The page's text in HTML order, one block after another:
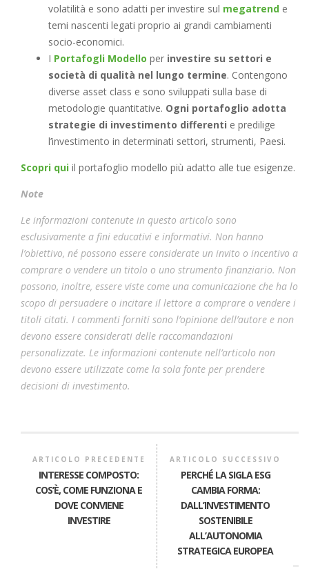
volatilità e sono adatti per investire sul megatrend e
temi nascenti legati proprio ai grandi cambiamenti
socio-economici.
I Portafogli Modello per investire su settori e
società di qualità nel lungo termine. Contengono
diverse asset class e sono sviluppati sulla base di
metodologie quantitative. Ogni portafoglio adotta
strategie di investimento differenti e predilige
l’investimento in determinati settori, strumenti, Paesi.
Scopri qui il portafoglio modello più adatto alle tue esigenze.
Note
Le informazioni contenute in questo articolo sono
esclusivamente a fini educativi e informativi. Non hanno
l’obiettivo, né possono essere considerate un invito o incentivo a
comprare o vendere un titolo o uno strumento finanziario. Non
possono, inoltre, essere viste come una comunicazione che ha lo
scopo di persuadere o incitare il lettore a comprare o vendere i
titoli citati. I commenti forniti sono l’opinione dell’autore e non
devono essere considerati delle raccomandazioni
personalizzate. Le informazioni contenute nell’articolo non
devono essere utilizzate come la sola fonte per prendere
decisioni di investimento.
ARTICOLO PRECEDENTE
INTERESSE COMPOSTO:
COS’È, COME FUNZIONA E
DOVE CONVIENE
INVESTIRE
ARTICOLO SUCCESSIVO
PERCHÉ LA SIGLA ESG
CAMBIA FORMA:
DALL’INVESTIMENTO
SOSTENIBILE
ALL’AUTONOMIA
STRATEGICA EUROPEA